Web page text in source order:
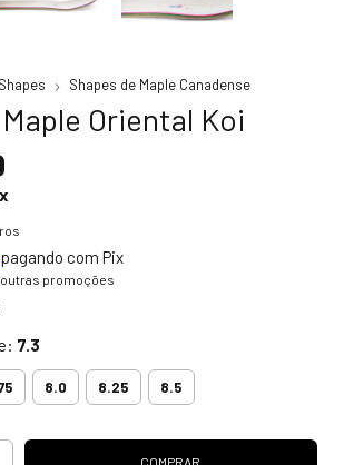
Shapes Shapes de Maple Canadense
Oriental Koi
pagando com Pix
promoções
7.3
8.0 8.25 8.5